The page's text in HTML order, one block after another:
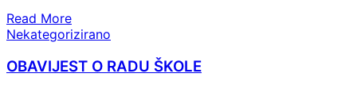
Read More
Nekategorizirano
OBAVIJEST O RADU ŠKOLE